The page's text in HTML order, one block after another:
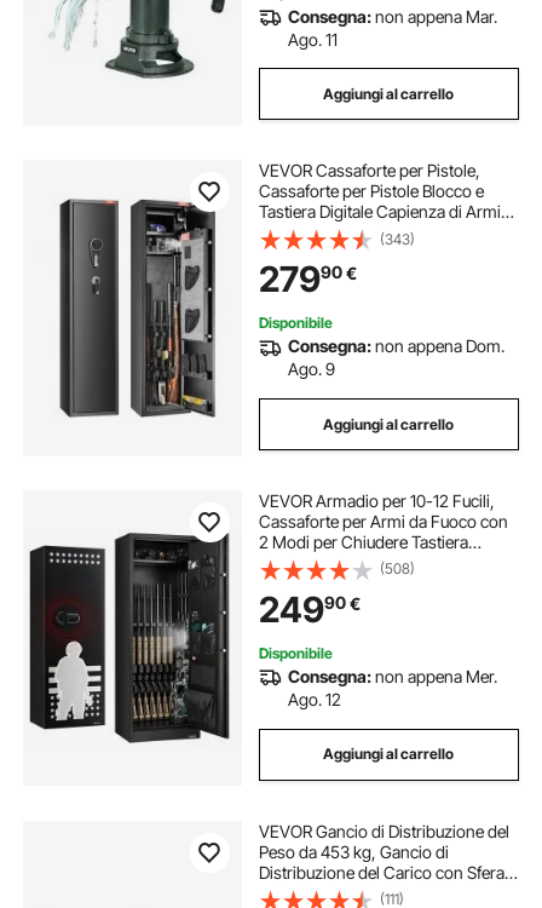
Consegna:non appena Mar.
Ago. 11
Aggiungi al carrello
VEVOR Cassaforte per Pistole,
Cassaforte per Pistole Blocco e
Tastiera Digitale Capienza di Armi
da Fuoco 7-8 pezzi, Armadietto per
Fucili, Ripiano Rimovibile per Armi
Lunghe e Pistole Domestiche
(343)
27990€
Disponibile
Consegna:non appena Dom.
Ago. 9
Aggiungi al carrello
VEVOR Armadio per 10-12 Fucili,
Cassaforte per Armi da Fuoco con
2 Modi per Chiudere Tastiera
Numerica e Chiavi, con 3 Scomparti
per Munizioni Rastrelliere
Regolabili, Assemblaggio Richiesto
(508)
24990€
Disponibile
Consegna:non appena Mer.
Ago. 12
Aggiungi al carrello
VEVOR Gancio di Distribuzione del
Peso da 453 kg, Gancio di
Distribuzione del Carico con Sfera,
Controllo dell'Oscillazione del
(111)